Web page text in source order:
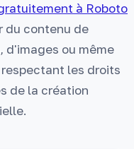
à Roboto
du contenu de
ou même
les droits
de la création